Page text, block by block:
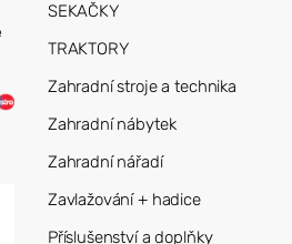
SEKAČKY
TRAKTORY
Zahradní stroje a technika
Zahradní nábytek
Zahradní nářadí
Zavlažování + hadice
Příslušenství a doplňky